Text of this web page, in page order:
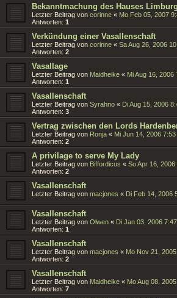
Bekanntmachung des Hauses
Letzter Beitrag von corinne « Mo Feb 05, 2007
Antworten: 1
Verkündung einer Vasallenschaft
Letzter Beitrag von corinne « Sa Aug 26, 2006
Antworten: 2
Vasallage
Letzter Beitrag von Maidheike « Mi Aug 16, 2006
Antworten: 1
Vasallenschaft
Letzter Beitrag von Syrahno « Di Aug 15, 2006
Antworten: 3
Vertrag zwischen den Lords
Letzter Beitrag von Ronja « Mi Jun 14, 2006 7:53
Antworten: 2
A privilage to serve My Lady
Letzter Beitrag von Biffordicus « So Apr 16, 2006
Antworten: 2
Vasallenschaft
Letzter Beitrag von macjones « Di Feb 14, 2006
Vasallenschaft
Letzter Beitrag von Olwen « Di Jan 03, 2006
Antworten: 1
Vasallenschaft
Letzter Beitrag von macjones « Mo Nov 21,
Antworten: 2
Vasallenschaft
Letzter Beitrag von Maidheike « Mo Aug 08,
Antworten: 7